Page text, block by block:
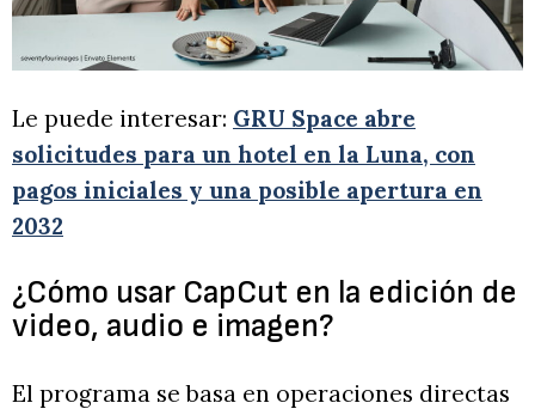
Le puede interesar: GRU Space abre
solicitudes para un hotel en la Luna, con
pagos iniciales y una posible apertura en
2032
¿Cómo usar CapCut en la edición de
video, audio e imagen?
El programa se basa en operaciones directas